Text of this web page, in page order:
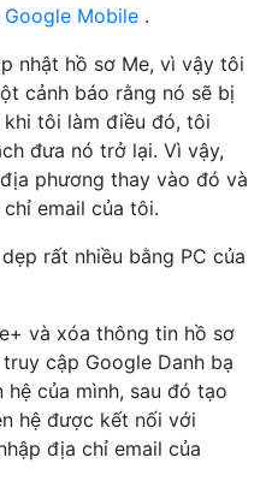
Google Mobile .
nhật hồ sơ Me, vì vậy tôi
cảnh báo rằng nó sẽ bị
khi tôi làm điều đó, tôi
đưa nó trở lại. Vì vậy,
phương thay vào đó và
email của tôi.
rất nhiều bằng PC của
và xóa thông tin hồ sơ
cập Google Danh bạ
hệ của mình, sau đó tạo
hệ được kết nối với
địa chỉ email của